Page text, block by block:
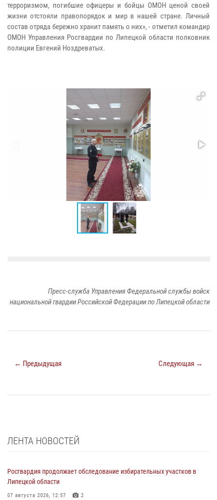
терроризмом, погибшие офицеры и бойцы ОМОН ценой своей
жизни отстояли правопорядок и мир в нашей стране. Личный
состав отряда бережно хранит память о них», - отметил командир
ОМОН Управления Росгвардии по Липецкой области полковник
полиции Евгений Ноздреватых.
Пресс-служба Управления Федеральной службы войск
национальной гвардии Российской Федерации по Липецкой области
← Предыдущая Следующая →
ЛЕНТА НОВОСТЕЙ
Росгвардия продолжает обследование избирательных участков в
Липецкой области
07 августа 2026, 12:57 2